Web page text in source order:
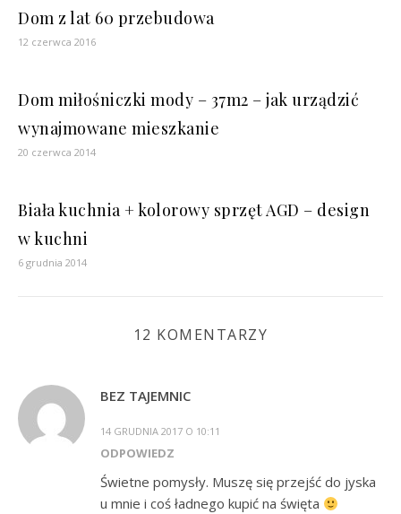
Dom z lat 60 przebudowa
12 czerwca 2016
Dom miłośniczki mody – 37m2 – jak urządzić
wynajmowane mieszkanie
20 czerwca 2014
Biała kuchnia + kolorowy sprzęt AGD – design
w kuchni
6 grudnia 2014
12 KOMENTARZY
BEZ TAJEMNIC
14 GRUDNIA 2017 O 10:11
ODPOWIEDZ
Świetne pomysły. Muszę się przejść do jyska
u mnie i coś ładnego kupić na święta